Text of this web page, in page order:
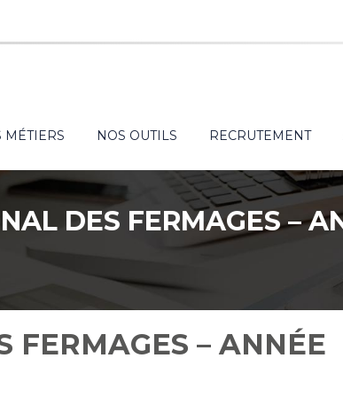
MÉTIERS NOS OUTILS RECRUTEMENT
DES FERMAGES –
FERMAGES – ANNÉE